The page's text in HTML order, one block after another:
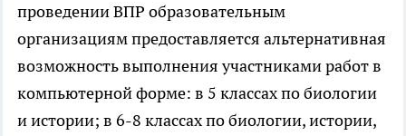
проведении ВПР образовательным
организациям предоставляется альтернативная
возможность выполнения участниками работ в
компьютерной форме: в 5 классах по биологии
и истории; в 6-8 классах по биологии, истории,